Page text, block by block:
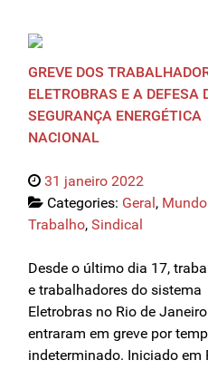
GREVE DOS
ELETROBRAS E A DEFESA
SEGURANÇA ENERGÉTICA
NACIONAL
31 janeiro 2022
Categories: Geral ,
Trabalho, Sindical
Desde o último dia 17,
e trabalhadores do sistema
Eletrobras no Rio de Janeiro
entraram em greve por
indeterminado. Iniciado em